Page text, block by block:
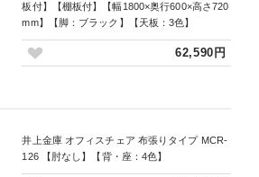
板付】【棚板付】【幅1800×奥行600×高さ720
mm】【脚：ブラック】【天板：3色】
62,590円
井上金庫 オフィスチェア 布張りタイプ MCR-
126 【肘なし】【背・座：4色】